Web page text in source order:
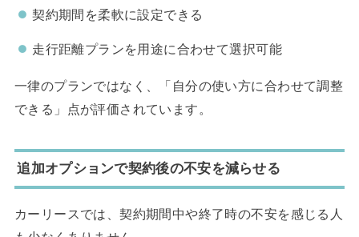
契約期間を柔軟に設定できる
走行距離プランを用途に合わせて選択可能
一律のプランではなく、「自分の使い方に合わせて調整
できる」点が評価されています。
追加オプションで契約後の不安を減らせる
カーリースでは、契約期間中や終了時の不安を感じる人